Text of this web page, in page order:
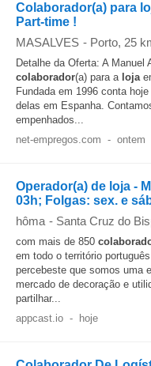
Colaborador(a) para
Part-time !
MASALVES - Porto, 25
Detalhe da Oferta: A
colaborador(a) para a loja
Fundada em 1996 conta
delas em Espanha.
empenhados...
net-empregos.com - ontem
Operador(a) de loja -
03h; Folgas: sex. e
hôma - Santa Cruz do
com mais de 850
em todo o território
percebeste que somos uma
mercado de decoração e
partilhar...
appcast.io - hoje